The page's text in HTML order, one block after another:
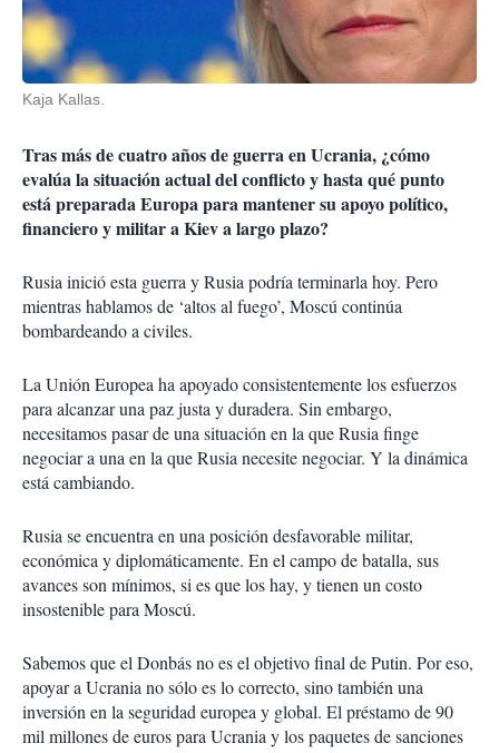
Kaja Kallas.
Tras más de cuatro años de guerra en Ucrania, ¿cómo
evalúa la situación actual del conflicto y hasta qué punto
está preparada Europa para mantener su apoyo político,
financiero y militar a Kiev a largo plazo?
Rusia inició esta guerra y Rusia podría terminarla hoy. Pero
mientras hablamos de ‘altos al fuego’, Moscú continúa
bombardeando a civiles.
La Unión Europea ha apoyado consistentemente los esfuerzos
para alcanzar una paz justa y duradera. Sin embargo,
necesitamos pasar de una situación en la que Rusia finge
negociar a una en la que Rusia necesite negociar. Y la dinámica
está cambiando.
Rusia se encuentra en una posición desfavorable militar,
económica y diplomáticamente. En el campo de batalla, sus
avances son mínimos, si es que los hay, y tienen un costo
insostenible para Moscú.
Sabemos que el Donbás no es el objetivo final de Putin. Por eso,
apoyar a Ucrania no sólo es lo correcto, sino también una
inversión en la seguridad europea y global. El préstamo de 90
mil millones de euros para Ucrania y los paquetes de sanciones